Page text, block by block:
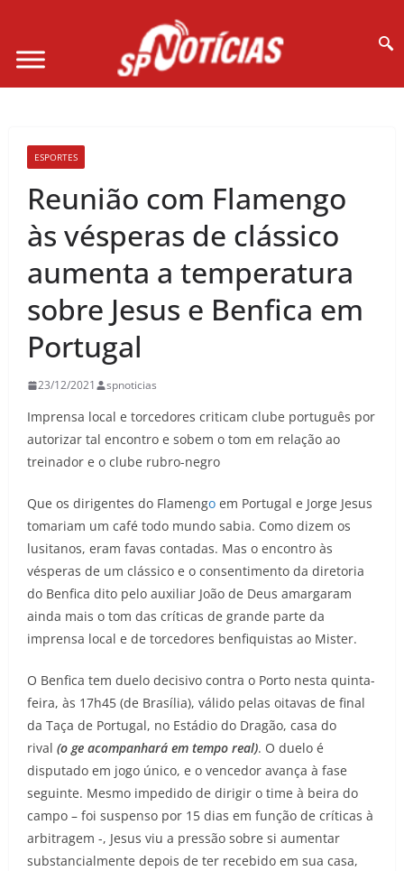
ESPORTES
Reunião com Flamengo
às vésperas de clássico
aumenta a temperatura
sobre Jesus e Benfica em
Portugal
23/12/2021 spnoticias
Imprensa local e torcedores criticam clube português por
autorizar tal encontro e sobem o tom em relação ao
treinador e o clube rubro-negro
Que os dirigentes do Flamengo em Portugal e Jorge Jesus
tomariam um café todo mundo sabia. Como dizem os
lusitanos, eram favas contadas. Mas o encontro às
vésperas de um clássico e o consentimento da diretoria
do Benfica dito pelo auxiliar João de Deus amargaram
ainda mais o tom das críticas de grande parte da
imprensa local e de torcedores benfiquistas ao Mister.
O Benfica tem duelo decisivo contra o Porto nesta quinta-
feira, às 17h45 (de Brasília), válido pelas oitavas de final
da Taça de Portugal, no Estádio do Dragão, casa do
rival (o ge acompanhará em tempo real). O duelo é
disputado em jogo único, e o vencedor avança à fase
seguinte. Mesmo impedido de dirigir o time à beira do
campo – foi suspenso por 15 dias em função de críticas à
arbitragem -, Jesus viu a pressão sobre si aumentar
substancialmente depois de ter recebido em sua casa,